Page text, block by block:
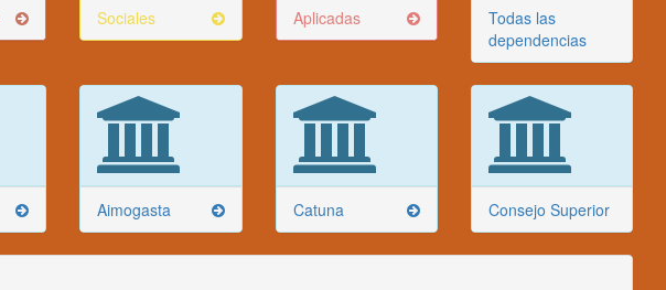
Sociales Aplicadas
Todas las
dependencias
Aimogasta Catuna Consejo Superior